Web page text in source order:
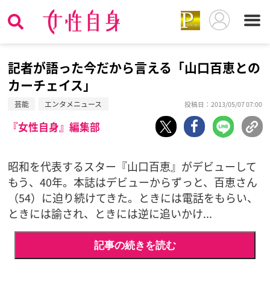
記者が語った今だから言える「山口百恵との
カーチェイス」
芸能 エンタメニュース 投稿日：2013/05/07 07:00
『女性自身』編集部
昭和を代表するスター『山口百恵』がデビューして
もう、40年。本誌はデビューからずっと、百恵さん
（54）に迫り続けてきた。ときには電話をもらい、
ときには諭され、ときには逆に追いかけ...
記事の続きを読む